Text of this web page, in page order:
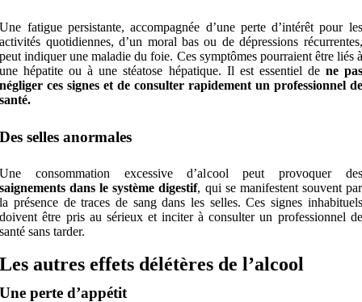
Une fatigue persistante, accompagnée d’une perte d’intérêt pour les
activités quotidiennes, d’un moral bas ou de dépressions récurrentes,
peut indiquer une maladie du foie. Ces symptômes pourraient être liés à
une hépatite ou à une stéatose hépatique. Il est essentiel de ne pas
négliger ces signes et de consulter rapidement un professionnel de
santé.
Des selles anormales
Une consommation excessive d’alcool peut provoquer des
saignements dans le système digestif, qui se manifestent souvent par
la présence de traces de sang dans les selles. Ces signes inhabituels
doivent être pris au sérieux et inciter à consulter un professionnel de
santé sans tarder.
Les autres effets délétères de l’alcool
Une perte d’appétit